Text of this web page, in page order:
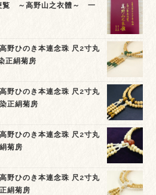
覧 ～高野山之衣體～ 一
野ひのき本連念珠 尺2寸丸
正絹菊房
野ひのき本連念珠 尺2寸丸
正絹菊房
野ひのき本連念珠 尺2寸丸
菊房
野ひのき本連念珠 尺2寸丸
絹菊房